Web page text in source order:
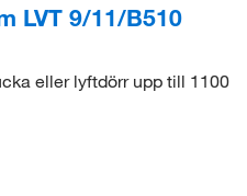
LVT 9/11/B510
eller lyftdörr upp till 1100